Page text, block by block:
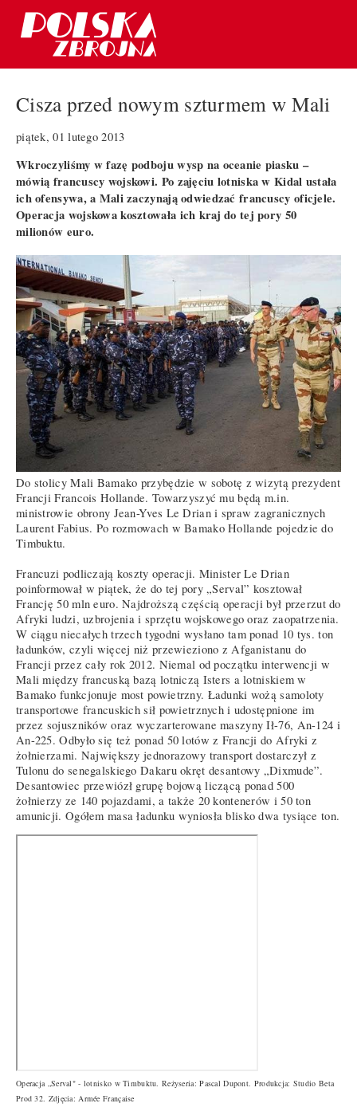
Cisza przed nowym szturmem w Mali
piątek, 01 lutego 2013
Wkroczyliśmy w fazę podboju wysp na oceanie piasku –
mówią francuscy wojskowi. Po zajęciu lotniska w Kidal ustała
ich ofensywa, a Mali zaczynają odwiedzać francuscy oficjele.
Operacja wojskowa kosztowała ich kraj do tej pory 50
milionów euro.
Do stolicy Mali Bamako przybędzie w sobotę z wizytą prezydent
Francji Francois Hollande. Towarzyszyć mu będą m.in.
ministrowie obrony Jean-Yves Le Drian i spraw zagranicznych
Laurent Fabius. Po rozmowach w Bamako Hollande pojedzie do
Timbuktu.
Francuzi podliczają koszty operacji. Minister Le Drian
poinformował w piątek, że do tej pory „Serval” kosztował
Francję 50 mln euro. Najdroższą częścią operacji był przerzut do
Afryki ludzi, uzbrojenia i sprzętu wojskowego oraz zaopatrzenia.
W ciągu niecałych trzech tygodni wysłano tam ponad 10 tys. ton
ładunków, czyli więcej niż przewieziono z Afganistanu do
Francji przez cały rok 2012. Niemal od początku interwencji w
Mali między francuską bazą lotniczą Isters a lotniskiem w
Bamako funkcjonuje most powietrzny. Ładunki wożą samoloty
transportowe francuskich sił powietrznych i udostępnione im
przez sojuszników oraz wyczarterowane maszyny Ił-76, An-124 i
An-225. Odbyło się też ponad 50 lotów z Francji do Afryki z
żołnierzami. Największy jednorazowy transport dostarczył z
Tulonu do senegalskiego Dakaru okręt desantowy „Dixmude”.
Desantowiec przewiózł grupę bojową liczącą ponad 500
żołnierzy ze 140 pojazdami, a także 20 kontenerów i 50 ton
amunicji. Ogółem masa ładunku wyniosła blisko dwa tysiące ton.
Operacja „Serval" - lotnisko w Timbuktu. Reżyseria: Pascal Dupont. Produkcja: Studio Beta
Prod 32. Zdjęcia: Armée Française